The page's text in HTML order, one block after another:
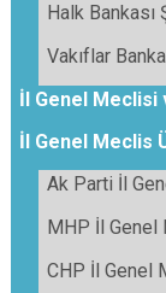
Halk Bankası
Vakıflar
İl Genel Meclisi
İl Genel Meclis
Ak Parti İl
MHP İl
CHP İl Genel